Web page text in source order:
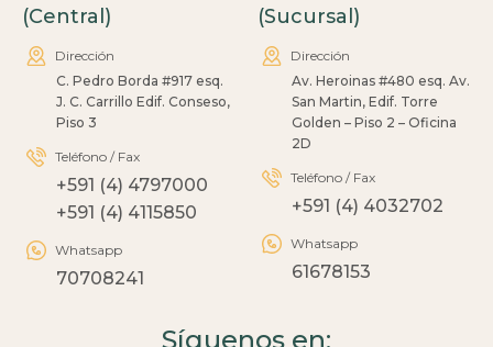
(Central)
Dirección
C. Pedro Borda #917 esq.
J. C. Carrillo Edif. Conseso,
Piso 3
Teléfono / Fax
+591 (4) 4797000
+591 (4) 4115850
Whatsapp
70708241
(Sucursal)
Dirección
Av. Heroinas #480 esq. Av.
San Martin, Edif. Torre
Golden – Piso 2 – Oficina
2D
Teléfono / Fax
+591 (4) 4032702
Whatsapp
61678153
Síguenos en: